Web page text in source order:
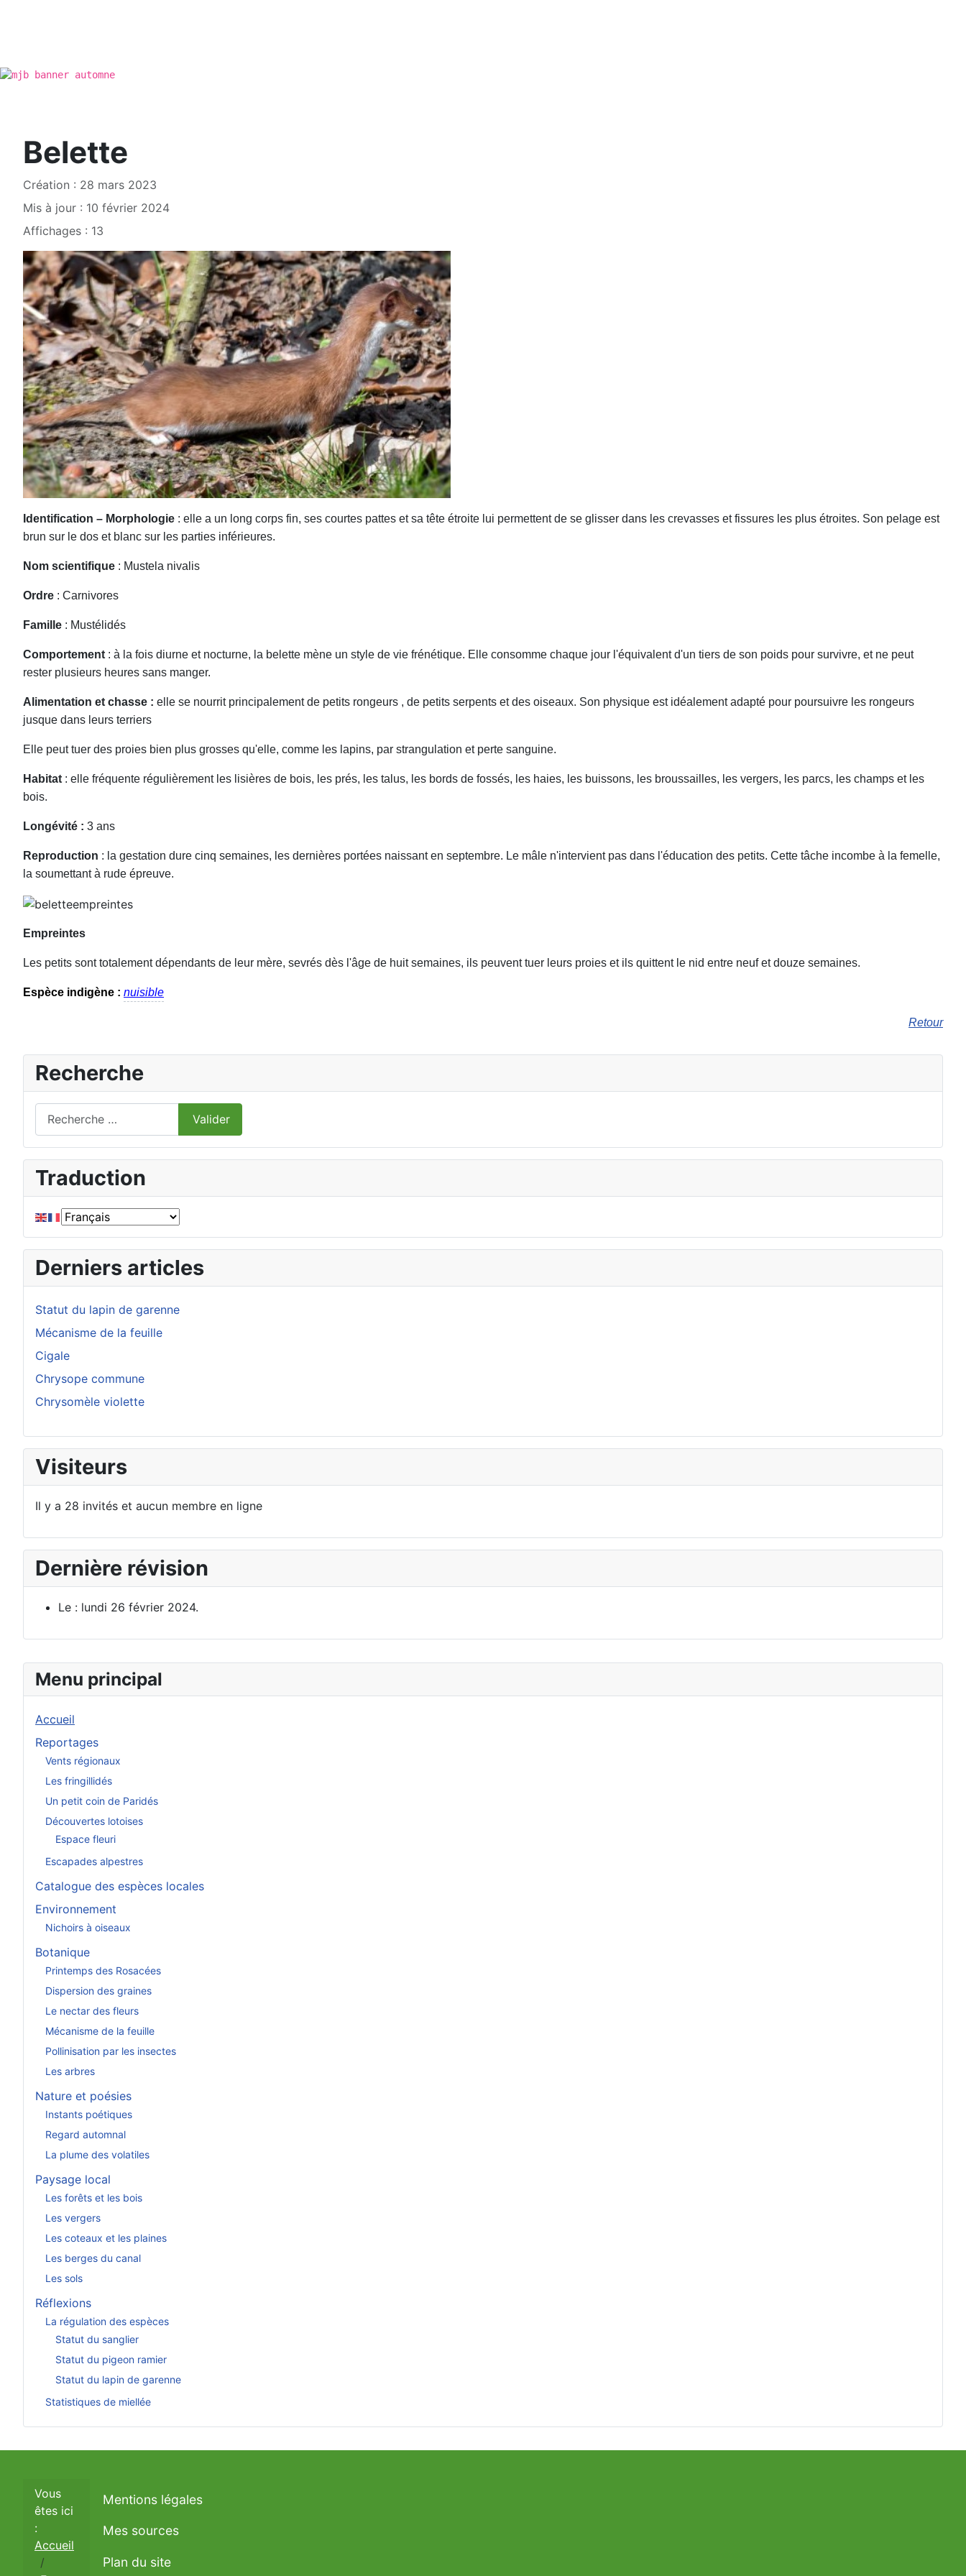
Menu principal
Accueil
Reportages
Vents régionaux
Les fringillidés
Un petit coin de Paridés
Découvertes lotoises
Espace fleuri
Escapades alpestres
Catalogue des espèces locales
Environnement
Nichoirs à oiseaux
Botanique
Printemps des Rosacées
Dispersion des graines
Le nectar des fleurs
Mécanisme de la feuille
Pollinisation par les insectes
Les arbres
Nature et poésies
Instants poétiques
Regard automnal
La plume des volatiles
Paysage local
Les forêts et les bois
Les vergers
Les coteaux et les plaines
Les berges du canal
Les sols
Réflexions
La régulation des espèces
Statut du sanglier
Statut du pigeon ramier
Statut du lapin de garenne
Statistiques de miellée
Belette
Création : 28 mars 2023
Mis à jour : 10 février 2024
Affichages : 13
Identification – Morphologie : elle a un long corps fin, ses courtes pattes et sa tête étroite lui permettent de se glisser dans les crevasses et fissures les plus étroites. Son pelage est
brun sur le dos et blanc sur les parties inférieures.
Nom scientifique : Mustela nivalis
Ordre : Carnivores
Famille : Mustélidés
Comportement : à la fois diurne et nocturne, la belette mène un style de vie frénétique. Elle consomme chaque jour l'équivalent d'un tiers de son poids pour survivre, et ne peut
rester plusieurs heures sans manger.
Alimentation et chasse : elle se nourrit principalement de petits rongeurs , de petits serpents et des oiseaux. Son physique est idéalement adapté pour poursuivre les rongeurs
jusque dans leurs terriers
Elle peut tuer des proies bien plus grosses qu'elle, comme les lapins, par strangulation et perte sanguine.
Habitat : elle fréquente régulièrement les lisières de bois, les prés, les talus, les bords de fossés, les haies, les buissons, les broussailles, les vergers, les parcs, les champs et les
bois.
Longévité : 3 ans
Reproduction : la gestation dure cinq semaines, les dernières portées naissant en septembre. Le mâle n'intervient pas dans l'éducation des petits. Cette tâche incombe à la femelle,
la soumettant à rude épreuve.
Empreintes
Les petits sont totalement dépendants de leur mère, sevrés dès l'âge de huit semaines, ils peuvent tuer leurs proies et ils quittent le nid entre neuf et douze semaines.
Espèce indigène : nuisible
Retour
Recherche
Valider
Traduction
Derniers articles
Statut du lapin de garenne
Mécanisme de la feuille
Cigale
Chrysope commune
Chrysomèle violette
Visiteurs
Il y a 28 invités et aucun membre en ligne
Dernière révision
Le : lundi 26 février 2024.
Vous
êtes ici
:
Accueil
Mentions légales
Mes sources
Plan du site